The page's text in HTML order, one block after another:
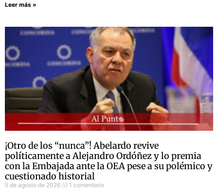
Leer más »
¡Otro de los “nunca”! Abelardo revive
políticamente a Alejandro Ordóñez y lo premia
con la Embajada ante la OEA pese a su polémico y
cuestionado historial
5 de agosto de 2026 1 comentario